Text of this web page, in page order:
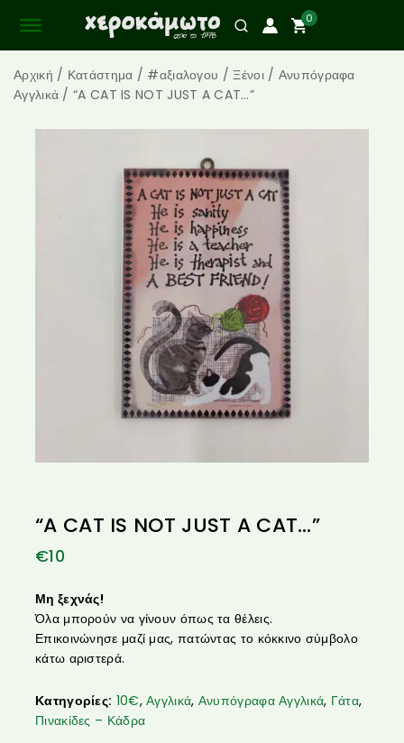
0
Αρχική / Κατάστημα / #αξιαλογου / Ξένοι / Ανυπόγραφα
Αγγλικά / “A CAT IS NOT JUST A CAT…”
“A CAT IS NOT JUST A CAT…”
€10
Μη ξεχνάς!
Όλα μπορούν να γίνουν όπως τα θέλεις.
Επικοινώνησε μαζί μας, πατώντας το κόκκινο σύμβολο
κάτω αριστερά.
Κατηγορίες: 10€,Αγγλικά, Ανυπόγραφα Αγγλικά, Γάτα,
Πινακίδες – Κάδρα